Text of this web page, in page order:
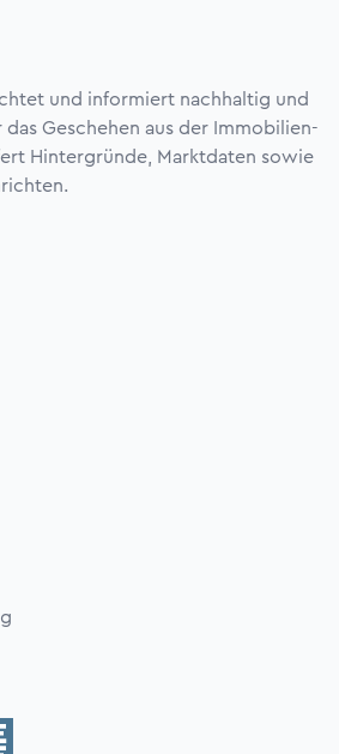
und informiert nachhaltig und
das Geschehen aus der Immobilien-
Hintergründe, Marktdaten sowie